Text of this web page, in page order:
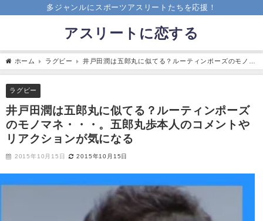
多ジャンルにスポーツアスリートたちを応援！
アスリートに恋する
ホーム ラグビー
井戸田潤は五郎丸に似てる？ルーティンポーズのモノマ
ネ・・・。五郎丸歩本人のコメントやリアクションが気になる
ラグビー
井戸田潤は五郎丸に似てる？ルーティンポーズ
のモノマネ・・・。五郎丸歩本人のコメントや
リアクションが気になる
2015年10月15日 2015年10月15日